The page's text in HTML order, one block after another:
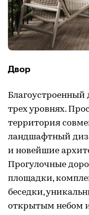
Двор
Благоустроенный
трех уровнях.
территория
ландшафтный
и новейшие
Прогулочные
площадки,
беседки,
открытым небом